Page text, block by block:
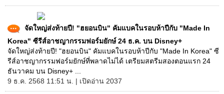
จัดใหญ่ส่งท้ายปี! "ฮยอนบิน" คัมแบคในรอบห้าปีกับ "Made In
Korea" ซีรีส์อาชญากรรมฟอร์มยักษ์ 24 ธ.ค. บน Disney+
จัดใหญ่ส่งท้ายปี! "ฮยอนบิน" คัมแบคในรอบห้าปีกับ "Made In Korea" ซี
รีส์อาชญากรรมฟอร์มยักษ์ที่พลาดไม่ได้ เตรียมสตรีมสองตอนแรก 24
ธันวาคม บน Disney+ ...
9 ธ.ค. 2568 11:51 น. | เปิดอ่าน 2037